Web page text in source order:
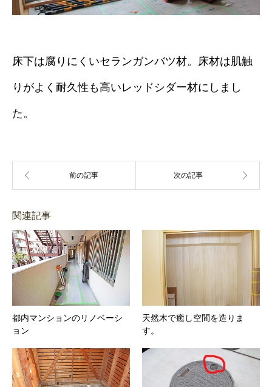
床下は腐りにくいセランガンバツ材。床材は肌触
りがよく耐久性も高いレッドシダー材にしまし
た。
関連記事
都内マンションのリノベーシ
ョン
天然木で癒し空間を造りま
す。